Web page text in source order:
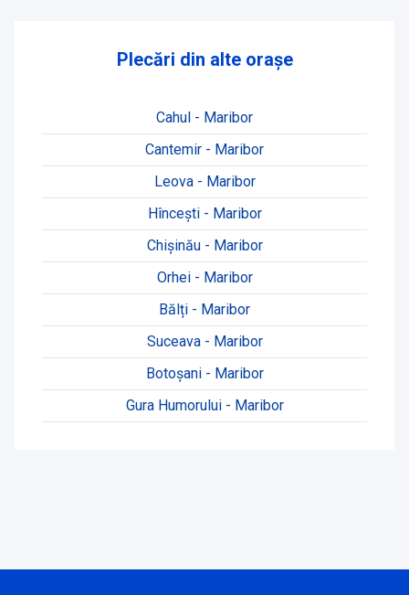
Plecări din alte orașe
Cahul - Maribor
Cantemir - Maribor
Leova - Maribor
Hînceşti - Maribor
Chișinău - Maribor
Orhei - Maribor
Bălți - Maribor
Suceava - Maribor
Botoșani - Maribor
Gura Humorului - Maribor